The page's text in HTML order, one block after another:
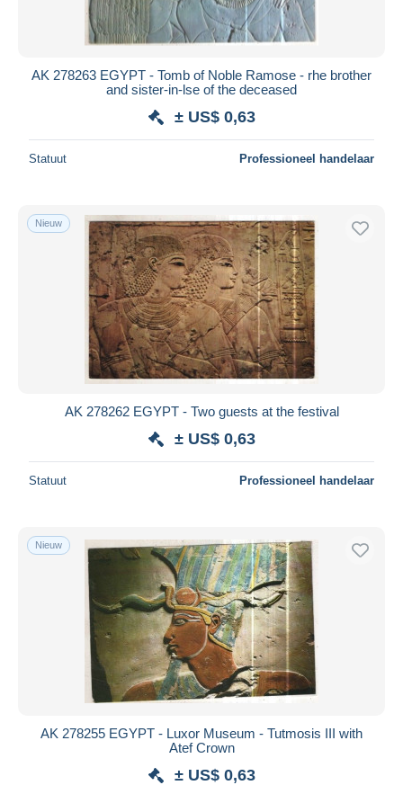
AK 278263 EGYPT - Tomb of Noble Ramose - rhe brother
and sister-in-lse of the deceased
± US$ 0,63
Statuut Professioneel handelaar
Nieuw
AK 278262 EGYPT - Two guests at the festival
± US$ 0,63
Statuut Professioneel handelaar
Nieuw
AK 278255 EGYPT - Luxor Museum - Tutmosis III with
Atef Crown
± US$ 0,63